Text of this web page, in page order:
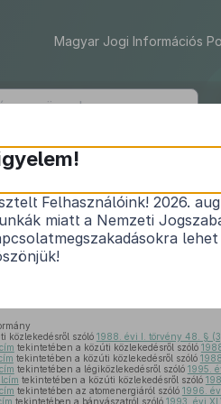
Magyar Jogi Információs
53/
a nemzeti
az új
közlekedésről szóló 1988. évi I. törvény 48. §
tekintetében a közúti közlekedésről szóló
tekintetében a közúti közlekedésről szóló
tekintetében a légiközlekedésről szóló 1995.
tekintetében a közúti közlekedésről szóló
tekintetében az atomenergiáról szóló 1996.
tekintetében a bányászatról szóló 1993. évi
Felhasználóink! 2026.
miatt a Nemzeti